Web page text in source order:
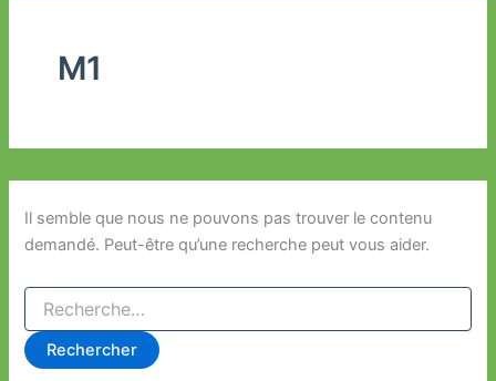
M1
Il semble que nous ne pouvons pas trouver le contenu
demandé. Peut-être qu’une recherche peut vous aider.
Rechercher :